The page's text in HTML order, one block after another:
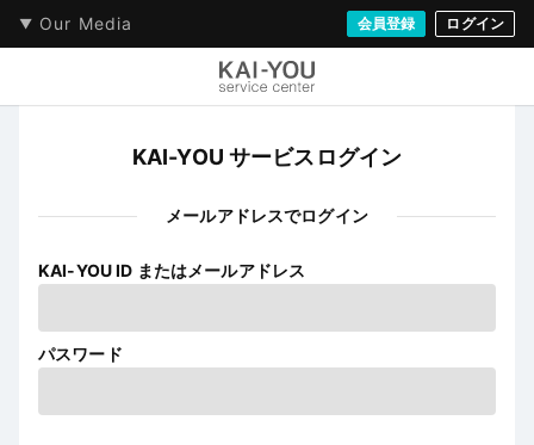
Our Media 会員登録 ログイン
KAI-YOU サービスログイン
メールアドレスでログイン
KAI-YOU ID またはメールアドレス
パスワード